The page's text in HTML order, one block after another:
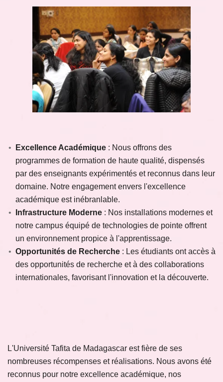
Excellence Académique: Nous offrons des
programmes de formation de haute qualité, dispensés
par des enseignants expérimentés et reconnus dans leur
domaine. Notre engagement envers l'excellence
académique est inébranlable.
Infrastructure Moderne: Nos installations modernes et
notre campus équipé de technologies de pointe offrent
un environnement propice à l'apprentissage.
Opportunités de Recherche: Les étudiants ont accès à
des opportunités de recherche et à des collaborations
internationales, favorisant l'innovation et la découverte.
L'Université Tafita de Madagascar est fière de ses
nombreuses récompenses et réalisations. Nous avons été
reconnus pour notre excellence académique, nos